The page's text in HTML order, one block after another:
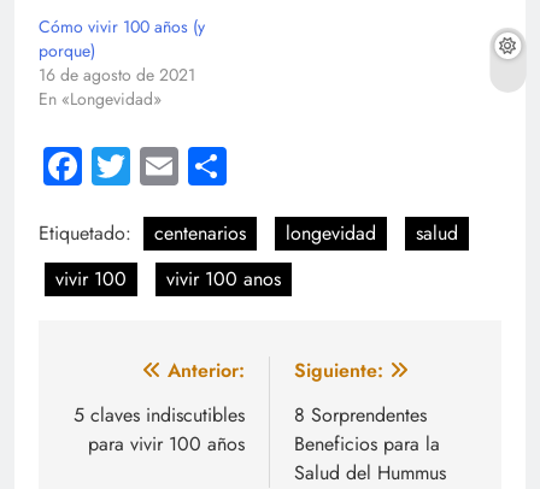
Cómo vivir 100 años (y
porque)
16 de agosto de 2021
En «Longevidad»
Facebook
Twitter
Email
Etiquetado: centenarios longevidad
salud
vivir 100
vivir 100 anos
Navegación
de
entradas
Anterior:
5 claves indiscutibles
para vivir 100 años
Siguiente:
8 Sorprendentes
Beneficios para la
Salud del Hummus